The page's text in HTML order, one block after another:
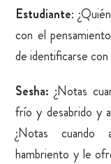
Estudiante:
con el
de identificarse con
Sesha:¿Notas
frío y desabrido y
¿Notas
hambriento y le